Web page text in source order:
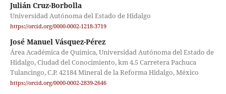
Julián Cruz-Borbolla
Universidad Autónoma del Estado de Hidalgo
https://orcid.org/0000-0002-1218-3719
José Manuel Vásquez-Pérez
Área Académica de Química, Universidad Autónoma del Estado de
Hidalgo, Ciudad del Conocimiento, km 4.5 Carretera Pachuca
Tulancingo, C.P. 42184 Mineral de la Reforma Hidalgo, México
https://orcid.org/0000-0002-2839-2646